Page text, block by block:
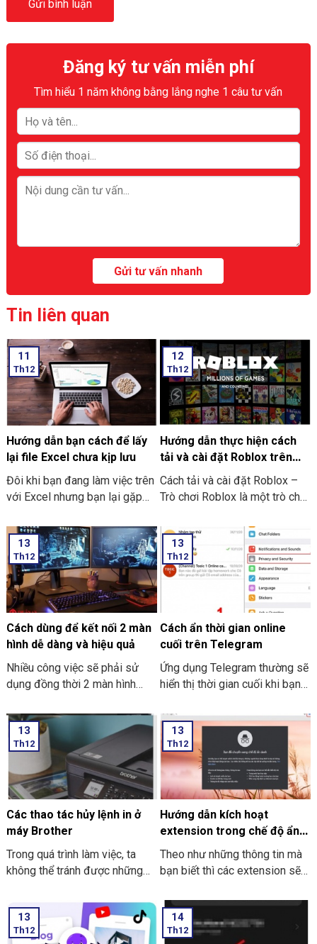
Đăng ký tư vấn miễn phí
Tìm hiểu 1 năm không bằng lắng nghe 1 câu tư vấn
Tin liên quan
11
Th12
Hướng dẫn bạn cách để lấy
lại file Excel chưa kịp lưu
Đôi khi bạn đang làm việc trên
với Excel nhưng bạn lại gặp
bị mất điện bạn quên chưa kịp
lưu hay laptop tắt nguồn đột
ngột làm cho bạn chưa thể kịp
lưu file. Và dưới đây là những
cách hướng dẫn bạn cách để
lấy lại file Excel chưa kịp lưu
đơn giản và dễ thực hiện.
12
Th12
Hướng dẫn thực hiện cách
tải và cài đặt Roblox trên
máy tính thật đơn giản
Cách tải và cài đặt Roblox –
Trò chơi Roblox là một trò chơi
bước vào thế giới trò chơi ảo
và trải nghiệm không gian vô
cùng mới lạ trên máy tính của
mình. Hôm nay THIÊN SƠN
COMPUTER sẽ chia sẻ với
bạn cách hướng dẫn thực hiện
cách tải và cài đặt Roblox trên
máy tính thật đơn giản.
13
Th12
Cách dùng để kết nối 2 màn
hình dễ dàng và hiệu quả
Nhiều công việc sẽ phải sử
dụng đồng thời 2 màn hình
tối ưu và nhanh hơn. Nhưng
cách dùng để kết nối 2 màn
hình dễ dàng và hiệu quả như
thế nào? Nếu bạn chưa biết thì
cùng Thiên Sơn Computer tìm
hiểu nhé.
13
Th12
Cách ẩn thời gian online
cuối trên Telegram
Ứng dụng Telegram thường sẽ
hiển thị thời gian cuối khi bạn
có thể ẩn thông tin này với các
thao tác đơn giản. Hãy cùng
THIÊN SƠN Computer tìm hiểu
cách làm sau nhé.
13
Th12
Các thao tác hủy lệnh in ở
máy Brother
Trong quá trình làm việc, ta
không thể tránh được những
Sẽ có lúc bạn lỡ tay nhấn in
nhầm, nhấn nhầm file hay là lỡ
tay nhấn chọn in ra nhiều bản
13
Th12
Hướng dẫn kích hoạt
extension trong chế độ ẩn
danh ở Google Chrome
Theo như những thông tin mà
bạn biết thì các extension sẽ
tab ẩn danh ở trên Google
Chrome. Trong bài viết này
THIÊN SƠN COMPUTER sẽ
13
Th12
14
Th12